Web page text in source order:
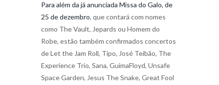
Para além da já anunciada Missa do Galo, de
25 de dezembro, que contará com nomes
como The Vault, Jepards ou Homem do
Robe, estão também confirmados concertos
de Let the Jam Roll, Tipo, José Teibão, The
Experience Trio, Sana, GuimaFloyd, Unsafe
Space Garden, Jesus The Snake, Great Fool